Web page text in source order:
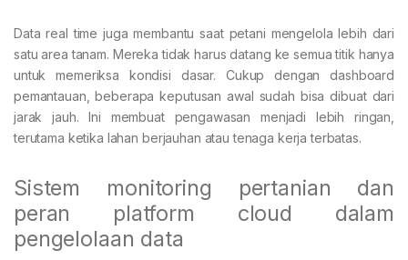
Data real time juga membantu saat petani mengelola lebih dari
satu area tanam. Mereka tidak harus datang ke semua titik hanya
untuk memeriksa kondisi dasar. Cukup dengan dashboard
pemantauan, beberapa keputusan awal sudah bisa dibuat dari
jarak jauh. Ini membuat pengawasan menjadi lebih ringan,
terutama ketika lahan berjauhan atau tenaga kerja terbatas.
Sistem monitoring pertanian dan
peran platform cloud dalam
pengelolaan data